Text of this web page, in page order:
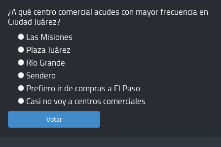
¿A qué centro comercial acudes con mayor frecuencia en
Ciudad Juárez?
Las Misiones
Plaza Juárez
Río Grande
Sendero
Prefiero ir de compras a El Paso
Casi no voy a centros comerciales